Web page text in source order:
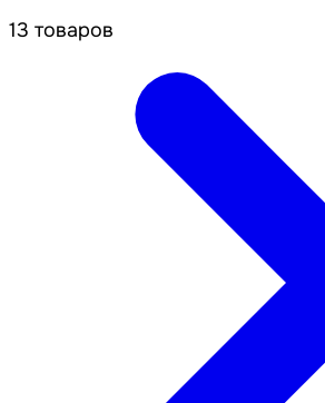
13 товаров